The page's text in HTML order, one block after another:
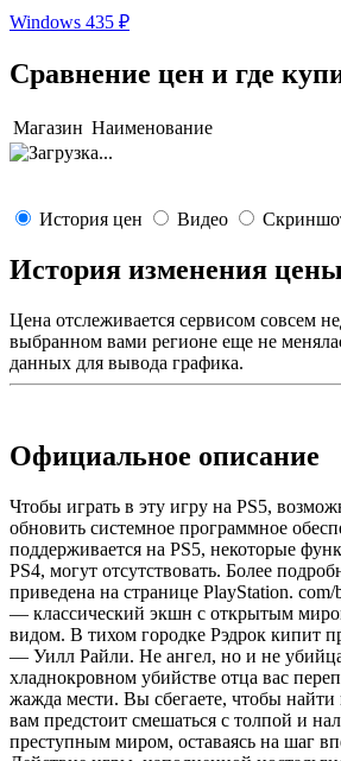
Windows 435 ₽
Сравнение цен и где
Магазин Наименование
История цен Видео
История изменения цены
Цена отслеживается сервисом совсем
выбранном вами регионе еще не
данных для вывода графика.
Официальное описание
Чтобы играть в эту игру на PS5,
обновить системное программное
поддерживается на PS5, некоторые
PS4, могут отсутствовать. Более
приведена на странице PlayStation.
— классический экшн с открытым
видом. В тихом городке Рэдрок кипит
— Уилл Райли. Не ангел, но и не
хладнокровном убийстве отца вас
жажда мести. Вы сбегаете, чтобы
вам предстоит смешаться с толпой и
преступным миром, оставаясь на шаг